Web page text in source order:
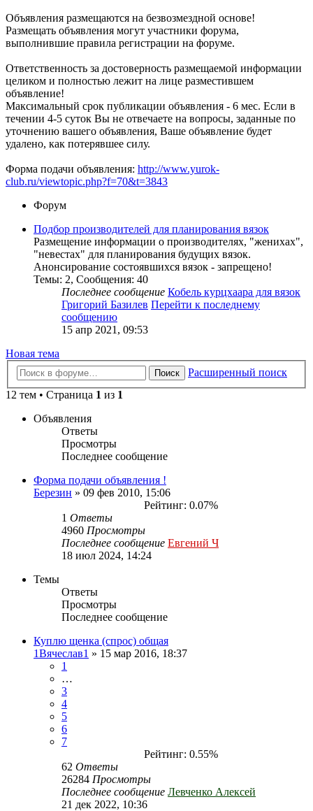
Объявления размещаются на безвозмездной основе!
Размещать объявления могут участники форума,
выполнившие правила регистрации на форуме.
Ответственность за достоверность размещаемой информации
целиком и полностью лежит на лице разместившем
объявление!
Максимальный срок публикации объявления - 6 мес. Если в
течении 4-5 суток Вы не отвечаете на вопросы, заданные по
уточнению вашего объявления, Ваше объявление будет
удалено, как потерявшее силу.
Форма подачи объявления: http://www.yurok-
club.ru/viewtopic.php?f=70&t=3843
Форум
Подбор производителей для планирования вязок
Размещение информации о производителях, "женихах",
"невестах" для планирования будущих вязок.
Анонсирование состоявшихся вязок - запрещено!
Темы: 2, Сообщения: 40
Последнее сообщение Кобель курцхаара для вязок
Григорий Базилев Перейти к последнему
сообщению
15 апр 2021, 09:53
Новая
тема
Новая тема
Поиск
Расширенный поиск
12 тем • Страница 1 из 1
Объявления
Ответы
Просмотры
Последнее сообщение
Форма подачи объявления !
Березин » 09 фев 2010, 15:06
Рейтинг: 0.07%
1 Ответы
4960 Просмотры
Последнее сообщение Евгений Ч
18 июл 2024, 14:24
Темы
Ответы
Просмотры
Последнее сообщение
Куплю щенка (спрос) общая
1Вячеслав1 » 15 мар 2016, 18:37
1
…
3
4
5
6
7
Рейтинг: 0.55%
62 Ответы
26284 Просмотры
Последнее сообщение Левченко Алексей
21 дек 2022, 10:36